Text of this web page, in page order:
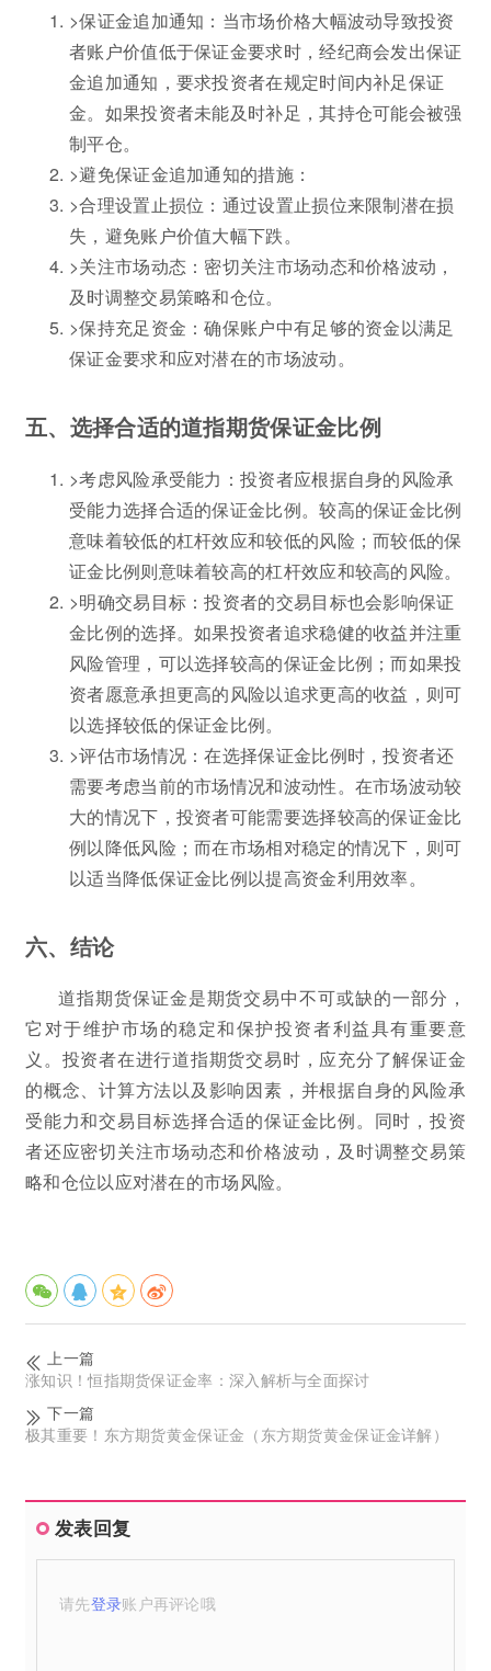
>保证金追加通知：当市场价格大幅波动导致投资
者账户价值低于保证金要求时，经纪商会发出保证
金追加通知，要求投资者在规定时间内补足保证
金。如果投资者未能及时补足，其持仓可能会被强
制平仓。
>避免保证金追加通知的措施：
>合理设置止损位：通过设置止损位来限制潜在损
失，避免账户价值大幅下跌。
>关注市场动态：密切关注市场动态和价格波动，
及时调整交易策略和仓位。
>保持充足资金：确保账户中有足够的资金以满足
保证金要求和应对潜在的市场波动。
五、选择合适的道指期货保证金比例
>考虑风险承受能力：投资者应根据自身的风险承
受能力选择合适的保证金比例。较高的保证金比例
意味着较低的杠杆效应和较低的风险；而较低的保
证金比例则意味着较高的杠杆效应和较高的风险。
>明确交易目标：投资者的交易目标也会影响保证
金比例的选择。如果投资者追求稳健的收益并注重
风险管理，可以选择较高的保证金比例；而如果投
资者愿意承担更高的风险以追求更高的收益，则可
以选择较低的保证金比例。
>评估市场情况：在选择保证金比例时，投资者还
需要考虑当前的市场情况和波动性。在市场波动较
大的情况下，投资者可能需要选择较高的保证金比
例以降低风险；而在市场相对稳定的情况下，则可
以适当降低保证金比例以提高资金利用效率。
六、结论
道指期货保证金是期货交易中不可或缺的一部分，
它对于维护市场的稳定和保护投资者利益具有重要意
义。投资者在进行道指期货交易时，应充分了解保证金
的概念、计算方法以及影响因素，并根据自身的风险承
受能力和交易目标选择合适的保证金比例。同时，投资
者还应密切关注市场动态和价格波动，及时调整交易策
略和仓位以应对潜在的市场风险。
上一篇
涨知识！恒指期货保证金率：深入解析与全面探讨
下一篇
极其重要！东方期货黄金保证金（东方期货黄金保证金详解）
发表回复
请先登录账户再评论哦